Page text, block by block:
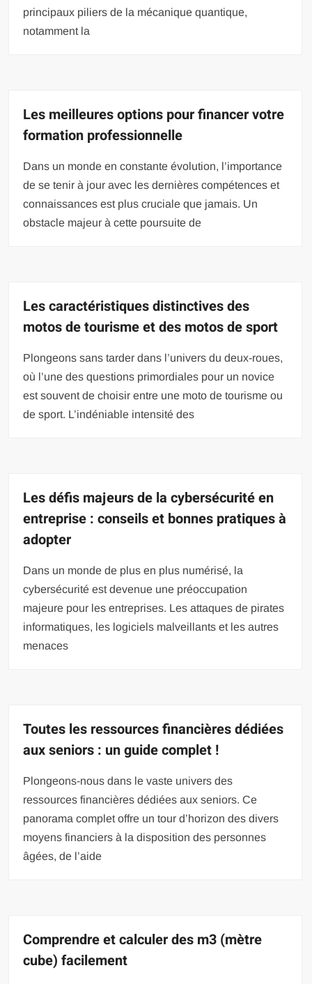
principaux piliers de la mécanique quantique,
notamment la
Les meilleures options pour financer votre
formation professionnelle
Dans un monde en constante évolution, l’importance
de se tenir à jour avec les dernières compétences et
connaissances est plus cruciale que jamais. Un
obstacle majeur à cette poursuite de
Les caractéristiques distinctives des
motos de tourisme et des motos de sport
Plongeons sans tarder dans l’univers du deux-roues,
où l’une des questions primordiales pour un novice
est souvent de choisir entre une moto de tourisme ou
de sport. L’indéniable intensité des
Les défis majeurs de la cybersécurité en
entreprise : conseils et bonnes pratiques à
adopter
Dans un monde de plus en plus numérisé, la
cybersécurité est devenue une préoccupation
majeure pour les entreprises. Les attaques de pirates
informatiques, les logiciels malveillants et les autres
menaces
Toutes les ressources financières dédiées
aux seniors : un guide complet !
Plongeons-nous dans le vaste univers des
ressources financières dédiées aux seniors. Ce
panorama complet offre un tour d’horizon des divers
moyens financiers à la disposition des personnes
âgées, de l’aide
Comprendre et calculer des m3 (mètre
cube) facilement